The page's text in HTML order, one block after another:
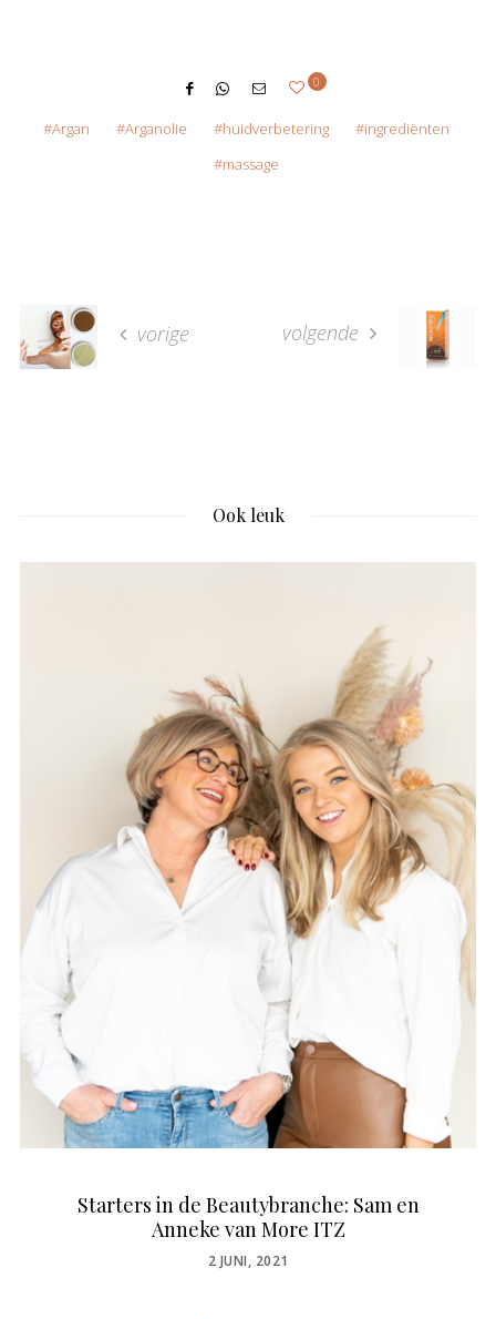
0
Argan Arganolie huidverbetering
ingrediënten
massage
vorige volgende
Ook leuk
Starters in de Beautybranche: Sam en
Anneke van More ITZ
POSTED
2 JUNI, 2021